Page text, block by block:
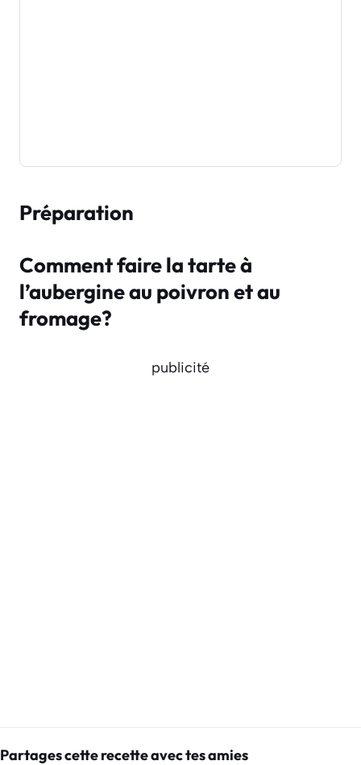
Préparation
Comment faire la tarte à
l’aubergine au poivron et au
fromage?
publicité
Partages cette recette avec tes amies